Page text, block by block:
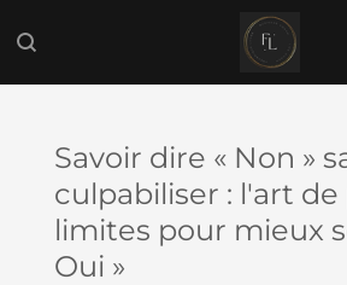
au
Savoir dire « Non »
culpabiliser : l'art de
limites pour mieux
Oui »